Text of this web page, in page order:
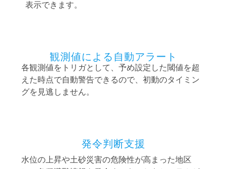
表示できます。
観測値による自動アラート
各観測値をトリガとして、予め設定した閾値を超
えた時点で自動警告できるので、初動のタイミン
グを見逃しません。
発令判断支援
水位の上昇や土砂災害の危険性が高まった地区